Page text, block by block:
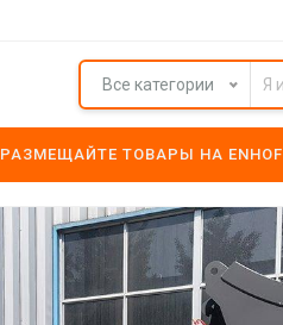
Все категории
РАЗМЕЩАЙТЕ ТОВАРЫ НА ENHOF